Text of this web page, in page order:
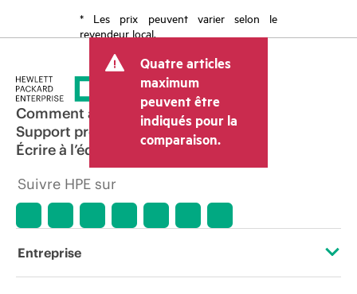
* Les prix peuvent varier selon le
revendeur local.
Quatre articles
maximum
peuvent être
indiqués pour la
comparaison.
Comment acheter
Support produit
Écrire à l’équipe commerciale
Suivre HPE sur
Entreprise